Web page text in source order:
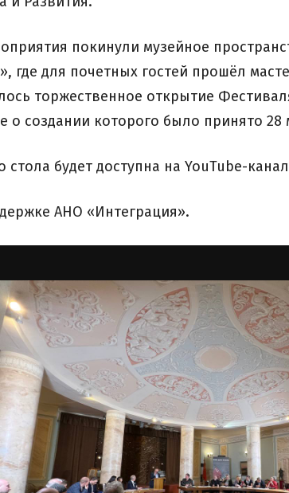
покинули музейное
где для почетных гостей прошёл
торжественное открытие
создании которого было принято 28
стола будет доступна на YouTube-
АНО «Интеграция».